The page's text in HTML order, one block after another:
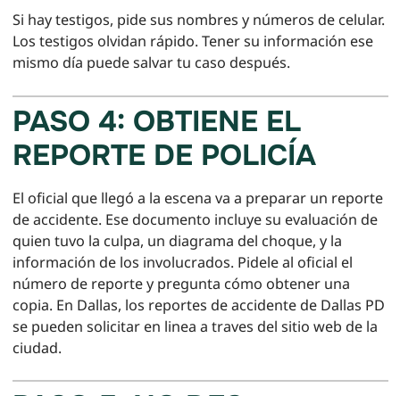
Si hay testigos, pide sus nombres y números de celular.
Los testigos olvidan rápido. Tener su información ese
mismo día puede salvar tu caso después.
PASO 4: OBTIENE EL
REPORTE DE POLICÍA
El oficial que llegó a la escena va a preparar un reporte
de accidente. Ese documento incluye su evaluación de
quien tuvo la culpa, un diagrama del choque, y la
información de los involucrados. Pidele al oficial el
número de reporte y pregunta cómo obtener una
copia. En Dallas, los reportes de accidente de Dallas PD
se pueden solicitar en linea a traves del sitio web de la
ciudad.